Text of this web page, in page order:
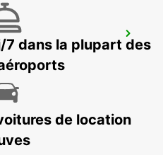
dans la plupart des
de location